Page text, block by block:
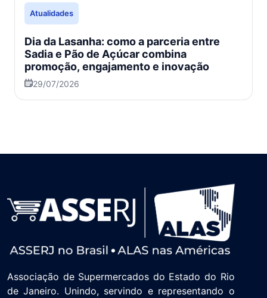
Atualidades
Dia da Lasanha: como a parceria entre
Sadia e Pão de Açúcar combina
promoção, engajamento e inovação
29/07/2026
Associação de Supermercados do Estado do Rio
de Janeiro. Unindo, servindo e representando o